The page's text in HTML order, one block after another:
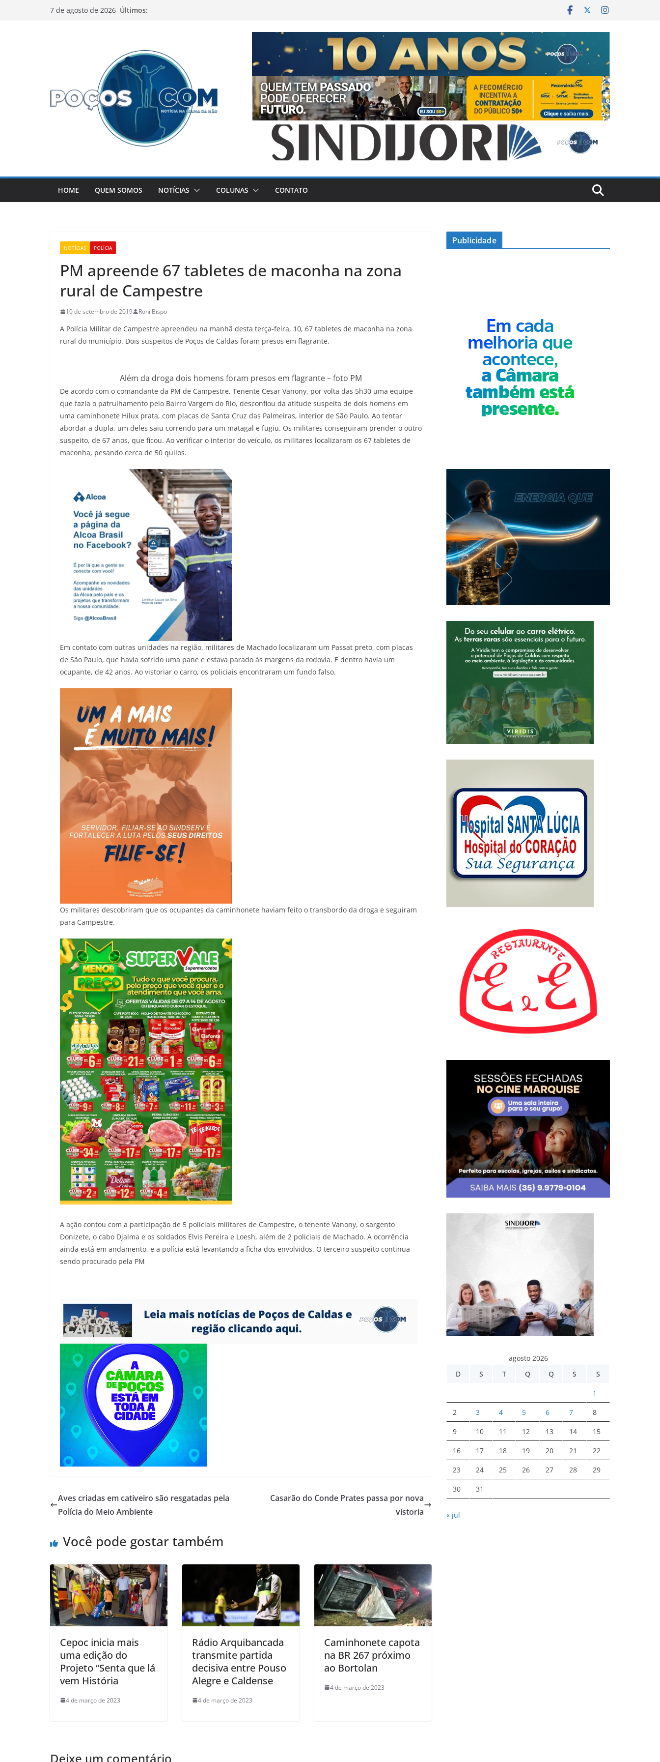
7 de agosto de 2026 Últimos:
HOME QUEM SOMOS NOTÍCIAS COLUNAS CONTATO
NOTÍCIAS POLÍCIA
PM apreende 67 tabletes de maconha na zona
rural de Campestre
10 de setembro de 2019 Roni Bispo
A Polícia Militar de Campestre apreendeu na manhã desta terça-feira, 10, 67 tabletes de maconha na zona
rural do município. Dois suspeitos de Poços de Caldas foram presos em flagrante.
Além da droga dois homens foram presos em flagrante – foto PM
De acordo com o comandante da PM de Campestre, Tenente Cesar Vanony, por volta das 5h30 uma equipe
que fazia o patrulhamento pelo Bairro Vargem do Rio, desconfiou da atitude suspeita de dois homens em
uma caminhonete Hilux prata, com placas de Santa Cruz das Palmeiras, interior de São Paulo. Ao tentar
abordar a dupla, um deles saiu correndo para um matagal e fugiu. Os militares conseguiram prender o outro
suspeito, de 67 anos, que ficou. Ao verificar o interior do veículo, os militares localizaram os 67 tabletes de
maconha, pesando cerca de 50 quilos.
Em contato com outras unidades na região, militares de Machado localizaram um Passat preto, com placas
de São Paulo, que havia sofrido uma pane e estava parado às margens da rodovia. E dentro havia um
ocupante, de 42 anos. Ao vistoriar o carro, os policiais encontraram um fundo falso.
Os militares descobriram que os ocupantes da caminhonete haviam feito o transbordo da droga e seguiram
para Campestre.
A ação contou com a participação de 5 policiais militares de Campestre, o tenente Vanony, o sargento
Donizete, o cabo Djalma e os soldados Elvis Pereira e Loesh, além de 2 policiais de Machado. A ocorrência
ainda está em andamento, e a polícia está levantando a ficha dos envolvidos. O terceiro suspeito continua
sendo procurado pela PM
Aves criadas em cativeiro são resgatadas pela
Polícia do Meio Ambiente
Casarão do Conde Prates passa por nova
vistoria
Você pode gostar também
Cepoc inicia mais
uma edição do
Projeto “Senta que lá
vem História
4 de março de 2023
Rádio Arquibancada
transmite partida
decisiva entre Pouso
Alegre e Caldense
4 de março de 2023
Caminhonete capota
na BR 267 próximo
ao Bortolan
4 de março de 2023
Deixe um comentário
Publicidade
agosto 2026
D
S T Q Q S S
1
2 3 4 5 6 7 8
9 10 11 12 13 14 15
16 17 18 19 20 21 22
23 24 25 26 27 28 29
30 31
« jul